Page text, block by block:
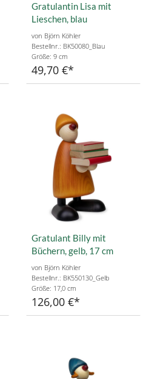
Gratulantin Lisa mit
Lieschen, blau
von Björn Köhler
Bestellnr.: BK50080_Blau
Größe: 9 cm
49,70 €
Gratulant Billy mit
Büchern, gelb, 17 cm
von Björn Köhler
Bestellnr.: BK550130_Gelb
Größe: 17,0 cm
126,00 €